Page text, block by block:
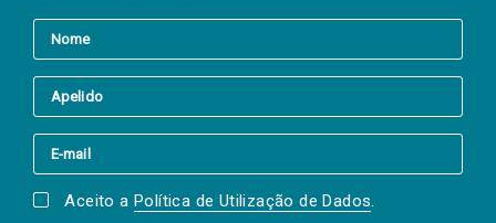
Aceito a Política de Utilização de Dados.